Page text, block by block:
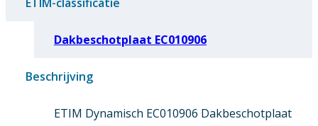
Dakbeschotplaat EC010906
Beschrijving
ETIM Dynamisch EC010906 Dakbeschotplaat